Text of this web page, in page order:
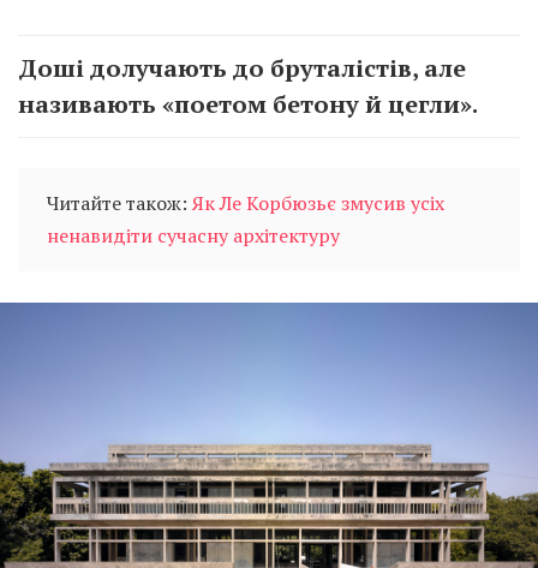
Доші долучають до бруталістів, але
називають «поетом бетону й цегли».
Читайте також:Як Ле Корбюзьє змусив усіх
ненавидіти сучасну архітектуру